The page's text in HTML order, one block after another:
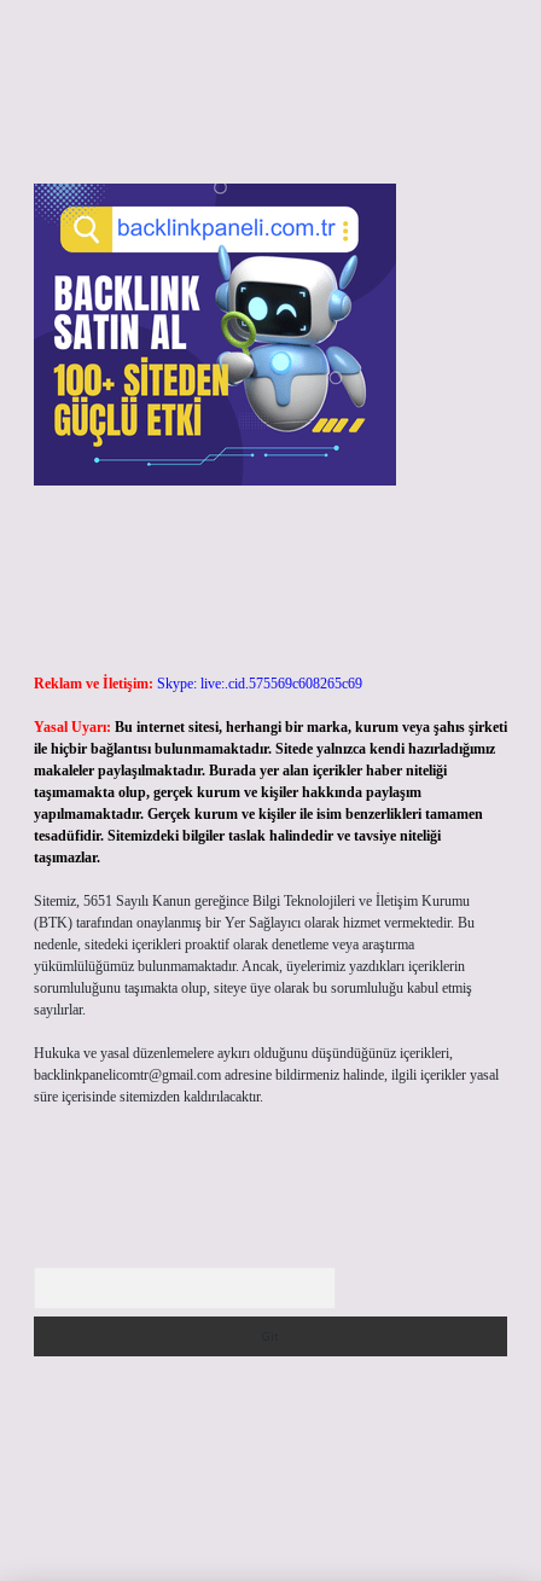
Reklam ve İletişim: Skype: live:.cid.575569c608265c69
Yasal Uyarı: Bu internet sitesi, herhangi bir marka, kurum veya şahıs şirketi
ile hiçbir bağlantısı bulunmamaktadır. Sitede yalnızca kendi hazırladığımız
makaleler paylaşılmaktadır. Burada yer alan içerikler haber niteliği
taşımamakta olup, gerçek kurum ve kişiler hakkında paylaşım
yapılmamaktadır. Gerçek kurum ve kişiler ile isim benzerlikleri tamamen
tesadüfidir. Sitemizdeki bilgiler taslak halindedir ve tavsiye niteliği
taşımazlar.
Sitemiz, 5651 Sayılı Kanun gereğince Bilgi Teknolojileri ve İletişim Kurumu
(BTK) tarafından onaylanmış bir Yer Sağlayıcı olarak hizmet vermektedir. Bu
nedenle, sitedeki içerikleri proaktif olarak denetleme veya araştırma
yükümlülüğümüz bulunmamaktadır. Ancak, üyelerimiz yazdıkları içeriklerin
sorumluluğunu taşımakta olup, siteye üye olarak bu sorumluluğu kabul etmiş
sayılırlar.
Hukuka ve yasal düzenlemelere aykırı olduğunu düşündüğünüz içerikleri,
backlinkpanelicomtr@gmail.com adresine bildirmeniz halinde, ilgili içerikler yasal
süre içerisinde sitemizden kaldırılacaktır.